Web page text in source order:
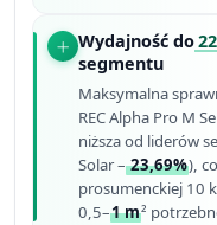
Wydajność do
segmentu
Maksymalna
REC Alpha Pro M
niższa od liderów
Solar –23,69%),
prosumenckiej 10
0,5–1 m²